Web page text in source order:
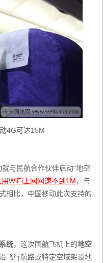
4G可达15M
与民航合作伙伴启动“地空
用WiFi上网网速不到1M，与
相比，中国移动此次支持的
统，这次国航飞机上的地空
飞行航路或特定空域架设地